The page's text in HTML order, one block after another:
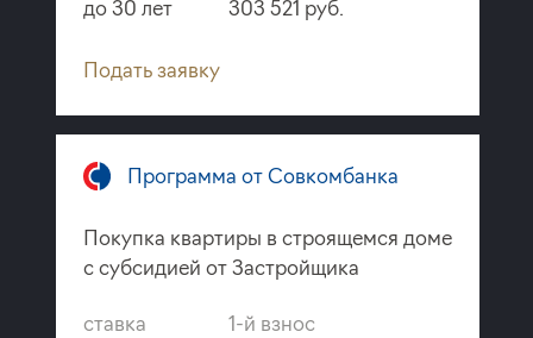
до 30 лет
303 521 руб.
Подать заявку
Программа от Совкомбанка
Покупка квартиры в строящемся доме
с субсидией от Застройщика
ставка
1-й взнос